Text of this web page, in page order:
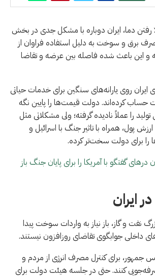
رفتن دما، ایران دوباره با مشکل جدی در بخش
برق و سوخت به دلیل استفاده فراوان از
و این باعث شده فاصله بین عرضه و تقاضا
روی یارانه‌های سنگین برای خدمات حیاتی
حساب کرده‌اند. دولت قیمت‌ها را پایین نگه
را عملاً نادیده گرفته؛ ولی مشکلاتی مثل
پول، همراه با تاثیر جنگ با اسرائیل و
را برای دولت سخت‌تر کرده.
درهای گفتگو با آمریکا را برای پایان جنگ باز
ایران
نفت و گاز، باز نیاز به واردات سوخت پیدا
داخلی جوابگوی تقاضای روزافزون نیستند.
جمهور، برای کنترل مصرف انرژی از مردم و
کنند. حتی در جلسه هیئت دولت برای